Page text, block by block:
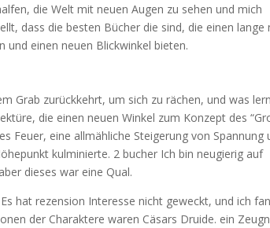
die Welt mit neuen Augen zu sehen und mich
dass die besten Bücher die sind, die einen lange
und einen neuen Blickwinkel bieten.
Grab zurückkehrt, um sich zu rächen, und was
die einen neuen Winkel zum Konzept des
Feuer, eine allmähliche Steigerung von Spannung
kulminierte. 2 bucher Ich bin neugierig auf
dieses war eine Qual.
hat rezension Interesse nicht geweckt, und ich
der Charaktere waren Cäsars Druide. ein